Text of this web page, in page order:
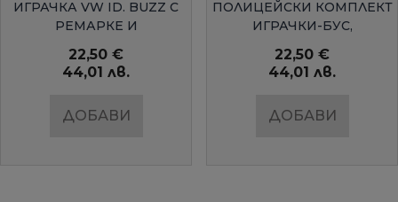
БЪРЗ ПРЕГЛЕД
ИГРАЧКА VW ID. BUZZ С
РЕМАРКЕ И
АВТОМОБИЛ...
22,50 €
44,01 лв.
ДОБАВИ
БЪРЗ ПРЕГЛЕД
ПОЛИЦЕЙСКИ КОМПЛЕКТ
ИГРАЧКИ-БУС,
С...
22,50 €
44,01 лв.
ДОБАВИ